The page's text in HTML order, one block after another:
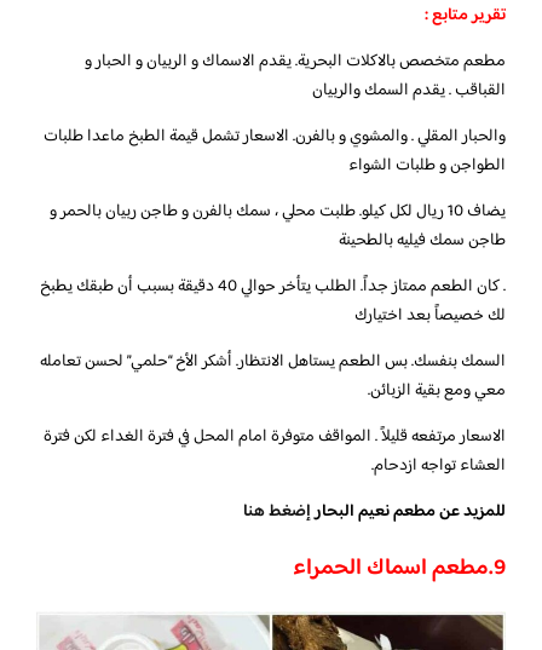
تقرير متابع :
مطعم متخصص بالاكلات البحرية. يقدم الاسماك و الربيان و الحبار و
القباقب . يقدم السمك والربيان
والحبار المقلي . والمشوي و بالفرن. الاسعار تشمل قيمة الطبخ ماعدا طلبات
الطواجن و طلبات الشواء
يضاف 10 ريال لكل كيلو. طلبت محلي ، سمك بالفرن و طاجن ربيان بالحمر و
طاجن سمك فيليه بالطحينة
. كان الطعم ممتاز جداً. الطلب يتأخر حوالي 40 دقيقة بسبب أن طبقك يطبخ
لك خصيصاً بعد اختيارك
السمك بنفسك. بس الطعم يستاهل الانتظار. أشكر الأخ “حلمي” لحسن تعامله
معي ومع بقية الزبائن.
الاسعار مرتفعه قليلاً . المواقف متوفرة امام المحل في فترة الغداء لكن فترة
العشاء تواجه ازدحام.
للمزيد عن مطعم نعيم البحارإضغط هنا
9.مطعم اسماك الحمراء